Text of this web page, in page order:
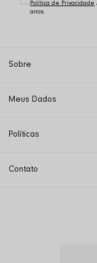
Política de Privacidade
Sobre
Meus Dados
Políticas
Contato